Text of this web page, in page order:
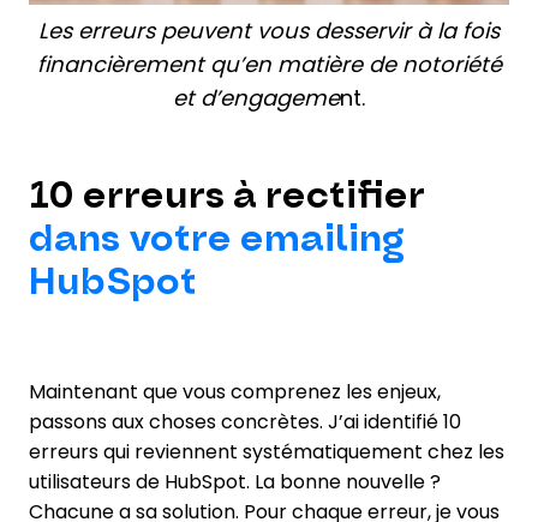
Les erreurs peuvent vous desservir à la fois
financièrement qu’en matière de notoriété
et d’engagement.
10 erreurs à rectifier
dans votre emailing
HubSpot
Maintenant que vous comprenez les enjeux,
passons aux choses concrètes. J’ai identifié 10
erreurs qui reviennent systématiquement chez les
utilisateurs de HubSpot. La bonne nouvelle ?
Chacune a sa solution. Pour chaque erreur, je vous